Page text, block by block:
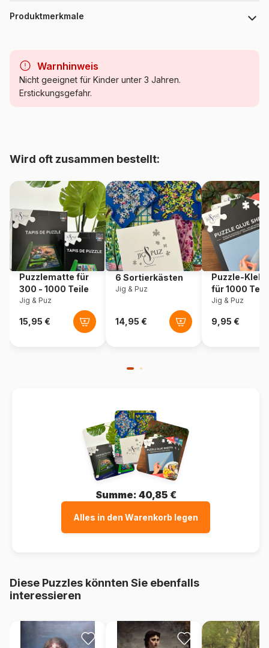
Produktmerkmale
Kategorie Puzzle - Kunst
3663384321658
Teileanzahl 300 Teile
Maße 48 x 34 cm
Material Karton
Puzzlekarton
Warnhinweis
Nicht geeignet für Kinder unter 3 Jahren.
Erstickungsgefahr.
Wird oft zusammen bestellt:
Puzzlematte für
300 - 1000 Teile
Jig & Puz
6 Sortierkästen
Jig & Puz
Puzzle-
für 1000
Jig & Puz
Summe: 40,85 €
Alles in den Warenkorb legen
Diese Puzzles könnten Sie ebenfalls
interessieren